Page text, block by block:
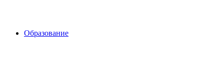
Образование